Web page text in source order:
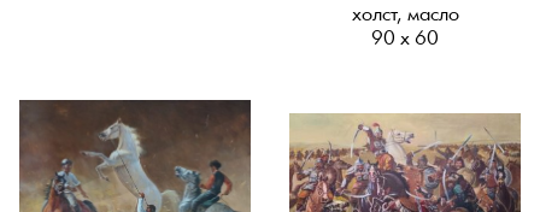
холст, масло
90 х 60